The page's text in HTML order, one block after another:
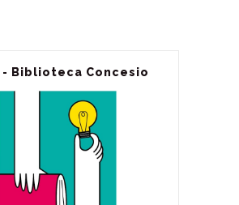
- Biblioteca Concesio